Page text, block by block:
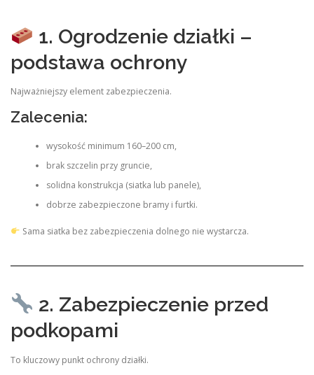
1. Ogrodzenie działki –
podstawa ochrony
Najważniejszy element zabezpieczenia.
Zalecenia:
wysokość minimum 160–200 cm,
brak szczelin przy gruncie,
solidna konstrukcja (siatka lub panele),
dobrze zabezpieczone bramy i furtki.
Sama siatka bez zabezpieczenia dolnego nie wystarcza.
2. Zabezpieczenie przed
podkopami
To kluczowy punkt ochrony działki.